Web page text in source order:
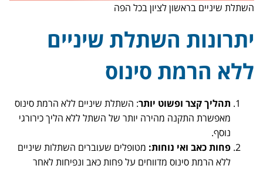
השתלת שיניים בראשון לציון בכל הפה
יתרונות השתלת שיניים
ללא הרמת סינוס
תהליך קצר ופשוט יותר: השתלת שיניים ללא הרמת סינוס
מאפשרת התקנה מהירה יותר של השתל ללא הליך כירורגי
נוסף.
פחות כאב ואי נוחות: מטופלים שעוברים השתלות שיניים
ללא הרמת סינוס מדווחים על פחות כאב ונפיחות לאחר